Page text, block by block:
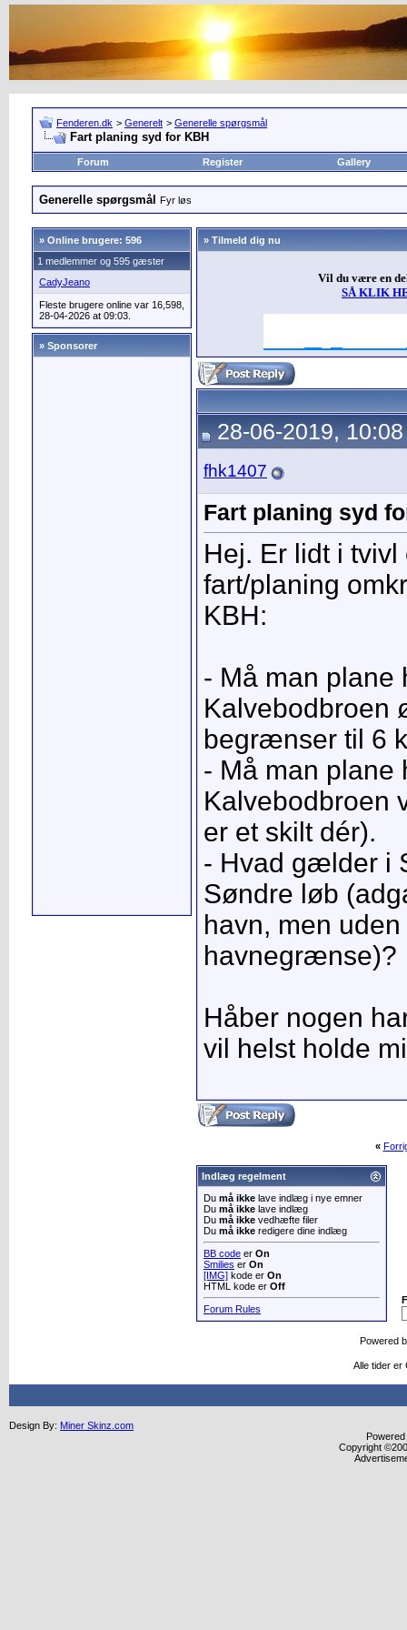
Fenderen.dk > Generelt > Generelle spørgsmål
Fart planing syd for KBH
Forum Register Gallery
Generelle spørgsmål Fyr løs
» Online brugere: 596
1 medlemmer og 595 gæster
CadyJeano
Fleste brugere online var 16,598,
28-04-2026 at 09:03.
» Sponsorer
» Tilmeld dig nu
Vil du være en
SÅ KLIK
28-06-2019, 10:08
fhk1407
Fart planing syd
Hej. Er lidt i
fart/planing
KBH:
- Må man plane
Kalvebodbroen
begrænser til 6
- Må man plane
Kalvebodbroen
er et skilt dér).
- Hvad gælder i
Søndre løb
havn, men
havnegrænse)?
Håber nogen
vil helst holde
«
Indlæg regelment
Du må ikke lave indlæg i nye emner
Du må ikke lave indlæg
Du må ikke vedhæfte filer
Du må ikke redigere dine indlæg
BB code er On
Smilies er On
[IMG] kode er On
HTML kode er Off
Forum Rules
Powered
Alle tider er
Design By: Miner Skinz.com
Copyright